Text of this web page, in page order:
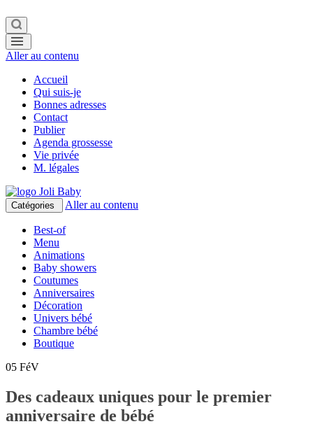
Aller au contenu
Accueil
Qui suis-je
Bonnes adresses
Contact
Publier
Agenda grossesse
Vie privée
M. légales
Catégories Aller au contenu
Best-of
Menu
Animations
Baby showers
Coutumes
Anniversaires
Décoration
Univers bébé
Chambre bébé
Boutique
05 FéV
Des cadeaux uniques pour le premier
anniversaire de bébé